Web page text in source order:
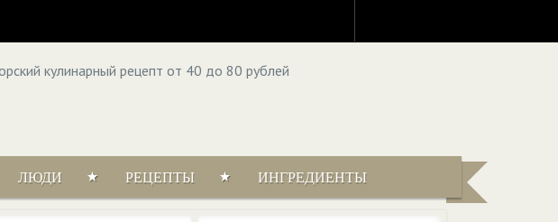
ЛЮДИ РЕЦЕПТЫ ИНГРЕДИЕНТЫ